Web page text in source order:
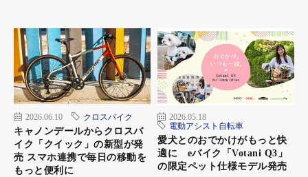
V-01
価格：16万2800円
変速：1スピード
重量：16.8kg
カラー：ブロンズ、メタルシルバー、マットブラック
ホイールサイズ：16インチ
フレームサイズ（適応身長）： 1サイズ（153〜188cm）
走行距離：ロー45km、ミドル40km、ハイ35km
2026.06.10 クロスバイク
キャノンデールからクロスバ
イク「クイック」の新型が発
売 スマホ連携で毎日の移動を
もっと便利に
2026.05.18
電動アシスト自転車
愛犬とのおでかけがもっと快
適に eバイク「Votani Q3」
の限定ペット仕様モデル発売